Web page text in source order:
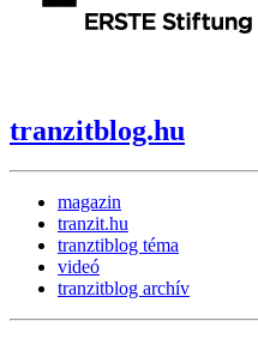
tranzitblog.hu
magazin
tranzit.hu
tranztiblog téma
videó
tranzitblog archív